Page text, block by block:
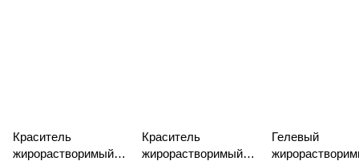
Краситель
жирорастворимый
Краситель
жирорастворимый
Гелевый